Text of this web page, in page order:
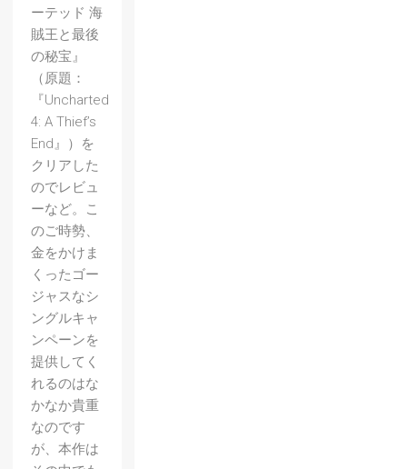
ーテッド 海
賊王と最後
の秘宝』
（原題：
『Uncharted
4: A Thief’s
End』）を
クリアした
のでレビュ
ーなど。こ
のご時勢、
金をかけま
くったゴー
ジャスなシ
ングルキャ
ンペーンを
提供してく
れるのはな
かなか貴重
なのです
が、本作は